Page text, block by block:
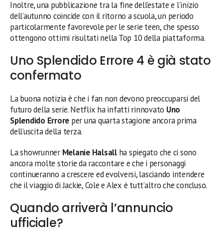
Inoltre, una pubblicazione tra la fine dell’estate e l’inizio
dell’autunno coincide con il ritorno a scuola, un periodo
particolarmente favorevole per le serie teen, che spesso
ottengono ottimi risultati nella Top 10 della piattaforma.
Uno Splendido Errore 4 è già stato
confermato
La buona notizia è che i fan non devono preoccuparsi del
futuro della serie. Netflix ha infatti rinnovato Uno
Splendido Errore per una quarta stagione ancora prima
dell’uscita della terza.
La showrunner Melanie Halsallha spiegato che ci sono
ancora molte storie da raccontare e che i personaggi
continueranno a crescere ed evolversi, lasciando intendere
che il viaggio di Jackie, Cole e Alex è tutt’altro che concluso.
Quando arriverà l’annuncio
ufficiale?